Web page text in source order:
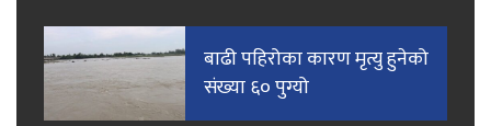
बाढी पहिरोका कारण मृत्यु हुनेको
संख्या ६० पुग्यो